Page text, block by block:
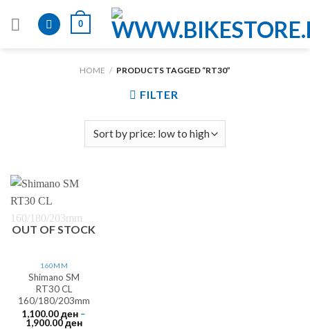
0
HOME / PRODUCTS TAGGED “RT30”
FILTER
OUT OF STOCK
160MM
Shimano SM
RT30 CL
160/180/203mm
1,100.00ден –
1,900.00ден